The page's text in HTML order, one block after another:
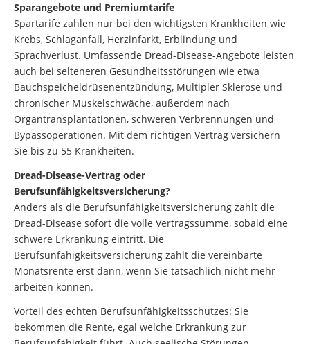
Sparangebote und Premiumtarife
Spartarife zahlen nur bei den wichtigsten Krankheiten wie
Krebs, Schlaganfall, Herzinfarkt, Erblindung und
Sprachverlust. Umfassende Dread-Disease-Angebote leisten
auch bei selteneren Gesundheitsstörungen wie etwa
Bauchspeicheldrüsenentzündung, Multipler Sklerose und
chronischer Muskelschwäche, außerdem nach
Organtransplantationen, schweren Verbrennungen und
Bypassoperationen. Mit dem richtigen Vertrag versichern
Sie bis zu 55 Krankheiten.
Dread-Disease-Vertrag oder
Berufsunfähigkeitsversicherung?
Anders als die Berufsunfähigkeitsversicherung zahlt die
Dread-Disease sofort die volle Vertragssumme, sobald eine
schwere Erkrankung eintritt. Die
Berufsunfähigkeitsversicherung zahlt die vereinbarte
Monatsrente erst dann, wenn Sie tatsächlich nicht mehr
arbeiten können.
Vorteil des echten Berufsunfähigkeitsschutzes: Sie
bekommen die Rente, egal welche Erkrankung zur